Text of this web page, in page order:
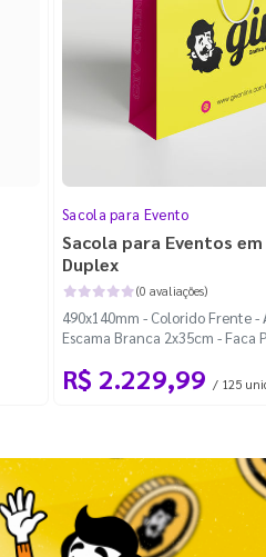
Sacola para Evento
Sacola para Eventos
Duplex
(0 avaliações)
490x140mm - Colorido Frente
Escama Branca 2x35cm - Faca
R$ 2.229,99 / 125